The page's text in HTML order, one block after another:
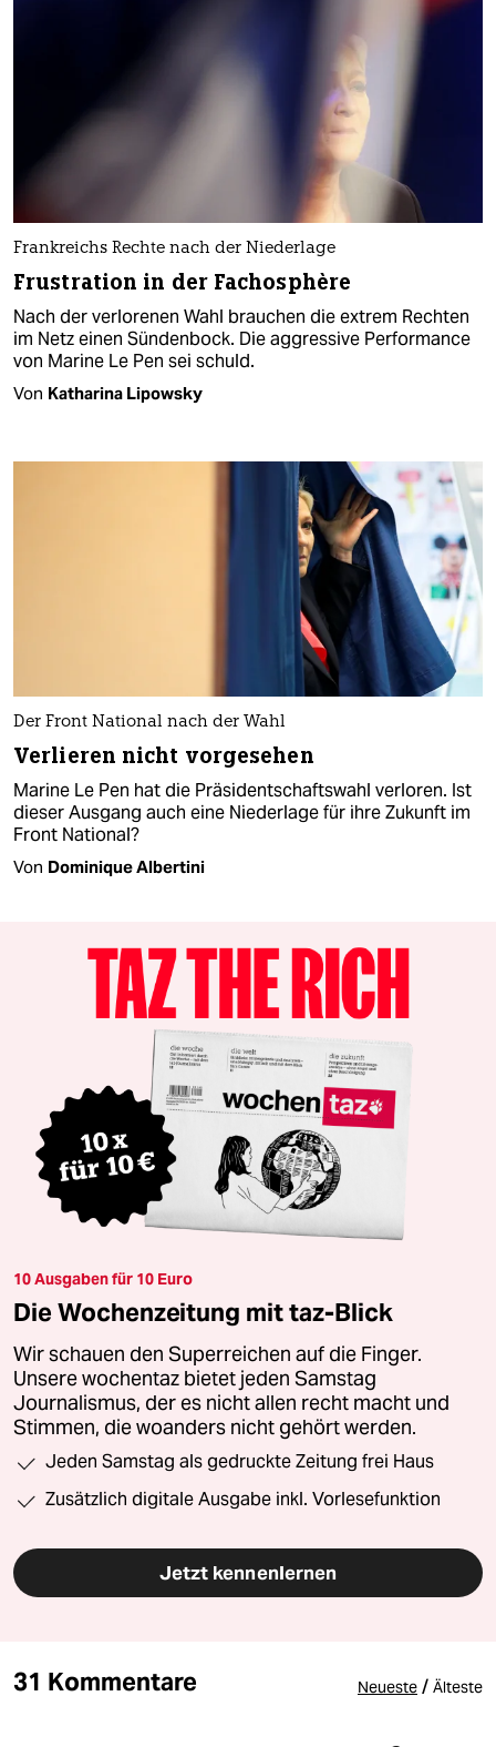
Frankreichs Rechte nach der Niederlage
Frustration in der Fachosphère
Nach der verlorenen Wahl brauchen die extrem Rechten
im Netz einen Sündenbock. Die aggressive Performance
von Marine Le Pen sei schuld.
Von Katharina Lipowsky
Der Front National nach der Wahl
Verlieren nicht vorgesehen
Marine Le Pen hat die Präsidentschaftswahl verloren. Ist
dieser Ausgang auch eine Niederlage für ihre Zukunft im
Front National?
Von Dominique Albertini
10 Ausgaben für 10 Euro
Die Wochenzeitung mit taz-Blick
Wir schauen den Superreichen auf die Finger.
Unsere wochentaz bietet jeden Samstag
Journalismus, der es nicht allen recht macht und
Stimmen, die woanders nicht gehört werden.
Jeden Samstag als gedruckte Zeitung frei Haus
Zusätzlich digitale Ausgabe inkl. Vorlesefunktion
Jetzt kennenlernen
31 Kommentare Neueste / Älteste